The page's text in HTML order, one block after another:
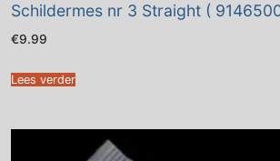
Schildermes nr 3 Straight (
€9.99
Lees verder